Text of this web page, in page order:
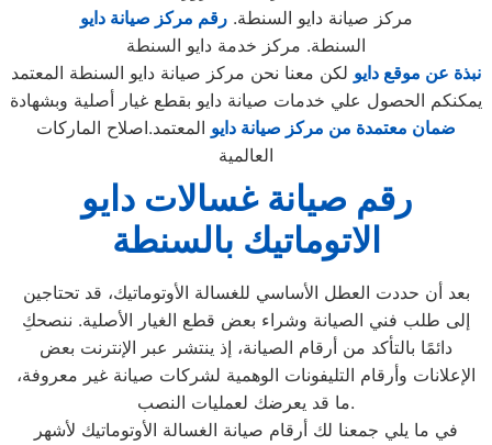
مركز صيانة دايو السنطة.رقم مركز صيانة دايو
السنطة. مركز خدمة دايو السنطة
نبذة عن موقع دايو لكن معنا نحن مركز صيانة دايو السنطة المعتمد
يمكنكم الحصول علي خدمات صيانة دايو بقطع غيار أصلية وبشهادة
ضمان معتمدة من مركز صيانة دايو المعتمد.اصلاح الماركات
العالمية
رقم صيانة غسالات دايو
الاتوماتيك بالسنطة
بعد أن حددت العطل الأساسي للغسالة الأوتوماتيك، قد تحتاجين
إلى طلب فني الصيانة وشراء بعض قطع الغيار الأصلية. ننصحكِ
دائمًا بالتأكد من أرقام الصيانة، إذ ينتشر عبر الإنترنت بعض
الإعلانات وأرقام التليفونات الوهمية لشركات صيانة غير معروفة،
ما قد يعرضك لعمليات النصب.
في ما يلي جمعنا لك أرقام صيانة الغسالة الأوتوماتيك لأشهر